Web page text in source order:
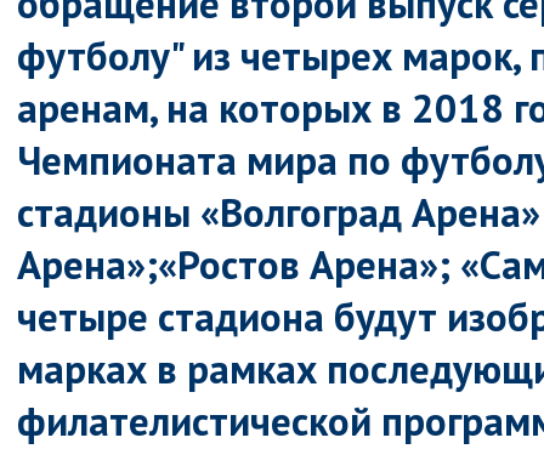
футболу" из четырех
аренам, на которых в 2018
Чемпионата мира по
стадионы «Волгоград
Арена»;«Ростов Арена»;
четыре стадиона будут
марках в рамках
филателистической